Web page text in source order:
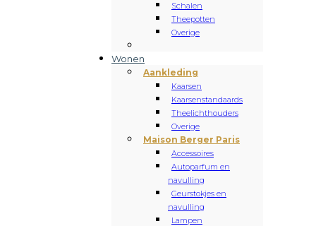
Schalen
Theepotten
Overige
Wonen
Aankleding
Kaarsen
Kaarsenstandaards
Theelichthouders
Overige
Maison Berger Paris
Accessoires
Autoparfum en
navulling
Geurstokjes en
navulling
Lampen